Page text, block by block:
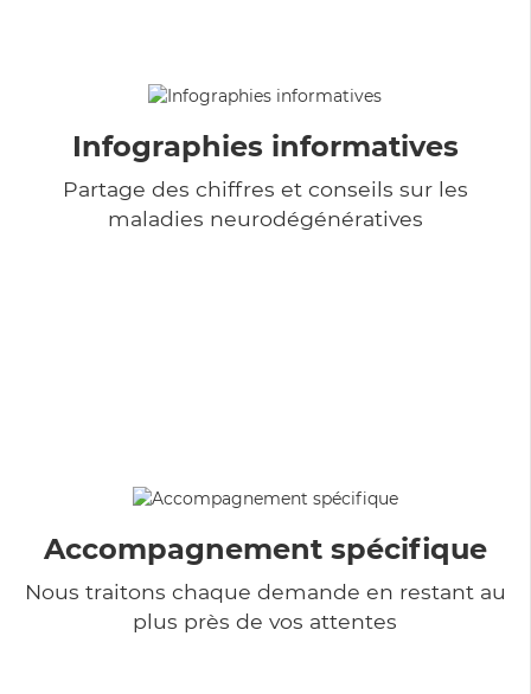
Infographies informatives
Partage des chiffres et conseils sur les
maladies neurodégénératives
Accompagnement spécifique
Nous traitons chaque demande en restant au
plus près de vos attentes